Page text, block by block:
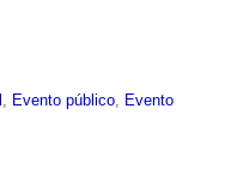
Evento público
Evento